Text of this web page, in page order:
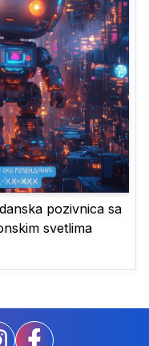
pozivnica sa
svetlima